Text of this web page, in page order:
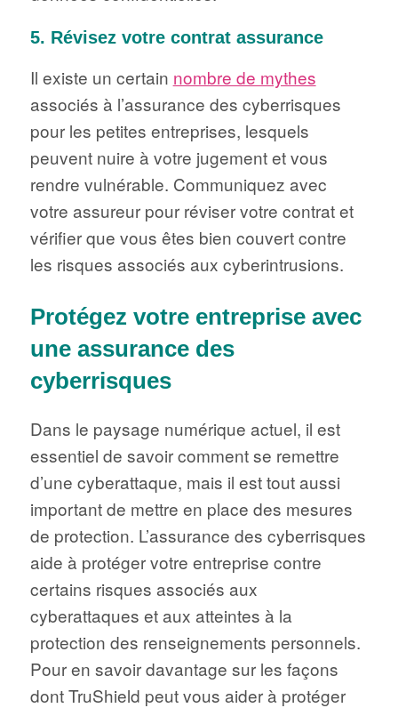
5. Révisez votre contrat assurance
Il existe un certain nombre de mythes
associés à l’assurance des cyberrisques
pour les petites entreprises, lesquels
peuvent nuire à votre jugement et vous
rendre vulnérable. Communiquez avec
votre assureur pour réviser votre contrat et
vérifier que vous êtes bien couvert contre
les risques associés aux cyberintrusions.
Protégez votre entreprise avec
une assurance des
cyberrisques
Dans le paysage numérique actuel, il est
essentiel de savoir comment se remettre
d’une cyberattaque, mais il est tout aussi
important de mettre en place des mesures
de protection. L’assurance des cyberrisques
aide à protéger votre entreprise contre
certains risques associés aux
cyberattaques et aux atteintes à la
protection des renseignements personnels.
Pour en savoir davantage sur les façons
dont TruShield peut vous aider à protéger